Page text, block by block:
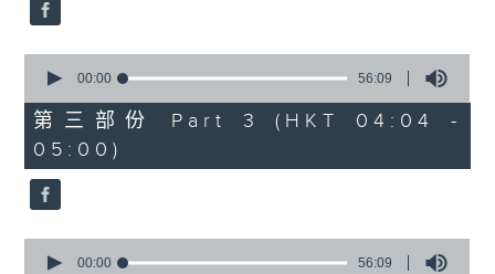
seconds
56
minutes,
9
seconds
00:00 56:09
第三部份 Part 3 (HKT 04:04 -
05:00)
seconds
00:00 56:09